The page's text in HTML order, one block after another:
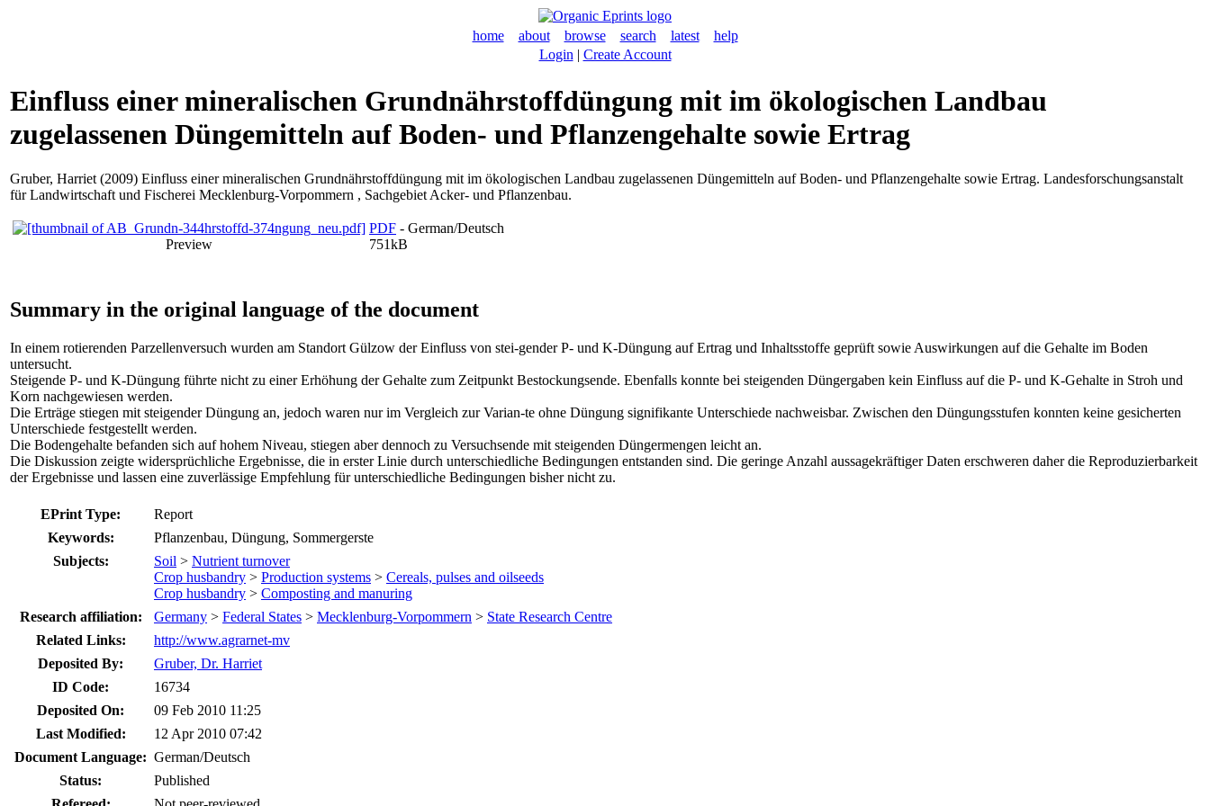
home about browse search latest
help
Login | Create Account
Einfluss einer mineralischen Grundnährstoffdüngung mit im ökologischen Landbau
zugelassenen Düngemitteln auf Boden- und Pflanzengehalte sowie Ertrag
Gruber, Harriet (2009) Einfluss einer mineralischen Grundnährstoffdüngung mit im ökologischen Landbau zugelassenen Düngemitteln auf Boden- und Pflanzengehalte sowie Ertrag. Landesforschungsanstalt
für Landwirtschaft und Fischerei Mecklenburg-Vorpommern , Sachgebiet Acker- und Pflanzenbau.
Preview
PDF - German/Deutsch
751kB
Summary in the original language of the document
In einem rotierenden Parzellenversuch wurden am Standort Gülzow der Einfluss von stei-gender P- und K-Düngung auf Ertrag und Inhaltsstoffe geprüft sowie Auswirkungen auf die Gehalte im Boden
untersucht.
Steigende P- und K-Düngung führte nicht zu einer Erhöhung der Gehalte zum Zeitpunkt Bestockungsende. Ebenfalls konnte bei steigenden Düngergaben kein Einfluss auf die P- und K-Gehalte in Stroh und
Korn nachgewiesen werden.
Die Erträge stiegen mit steigender Düngung an, jedoch waren nur im Vergleich zur Varian-te ohne Düngung signifikante Unterschiede nachweisbar. Zwischen den Düngungsstufen konnten keine gesicherten
Unterschiede festgestellt werden.
Die Bodengehalte befanden sich auf hohem Niveau, stiegen aber dennoch zu Versuchsende mit steigenden Düngermengen leicht an.
Die Diskussion zeigte widersprüchliche Ergebnisse, die in erster Linie durch unterschiedliche Bedingungen entstanden sind. Die geringe Anzahl aussagekräftiger Daten erschweren daher die Reproduzierbarkeit
der Ergebnisse und lassen eine zuverlässige Empfehlung für unterschiedliche Bedingungen bisher nicht zu.
EPrint Type:
Report
Keywords:
Pflanzenbau, Düngung, Sommergerste
Subjects:
Soil > Nutrient turnover
Crop husbandry > Production systems > Cereals, pulses and oilseeds
Crop husbandry > Composting and manuring
Research affiliation:
Germany > Federal States > Mecklenburg-Vorpommern > State Research Centre
Related Links:
http://www.agrarnet-mv
Deposited By:
Gruber, Dr. Harriet
ID Code:
16734
Deposited On:
09 Feb 2010 11:25
Last Modified:
12 Apr 2010 07:42
Document Language: German/Deutsch
Status:
Published